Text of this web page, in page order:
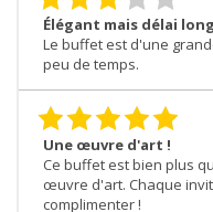
Élégant mais délai long
Le buffet est d'une
peu de temps.
Une œuvre d'art !
Ce buffet est bien plus
œuvre d'art. Chaque
complimenter !